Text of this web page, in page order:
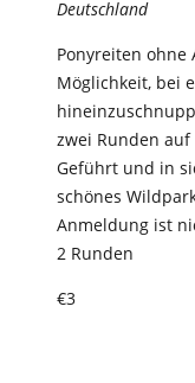
Deutschland
Ponyreiten
Möglichkeit, bei
zwei Runden
Geführt und in
schönes
Anmeldung ist
2 Runden
€3